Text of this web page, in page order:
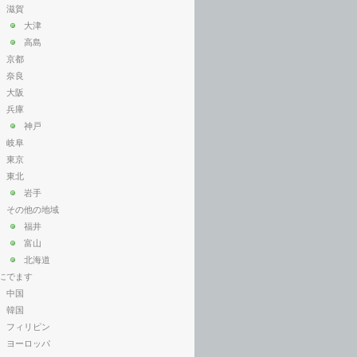
滋賀
大津
高島
京都
奈良
大阪
兵庫
神戸
岐阜
東京
東北
岩手
その他の地域
福井
富山
北海道
でます
中国
韓国
フィリピン
ヨーロッパ